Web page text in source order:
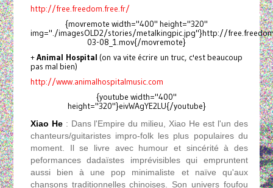
http://free.freedom.free.fr/
{movremote width="400" height="320"
img="./imagesOLD2/stories/metalkingpic.jpg"}http://
03-08_1.mov{/movremote}
+Animal Hospital (on va vite écrire un truc, c'est beaucoup
pas mal bien)
http://www.animalhospitalmusic.com
{youtube width="400"
height="320"}eivWAgYE2LU{/youtube}
Xiao He: Dans l'Empire du milieu, Xiao He est l'un des
chanteurs/guitaristes impro-folk les plus populaires du
moment. Il se livre avec humour et sincérité à des
peformances dadaïstes imprévisibles qui empruntent
aussi bien à une pop minimaliste et naïve qu'aux
chansons traditionnelles chinoises. Son univers foufou